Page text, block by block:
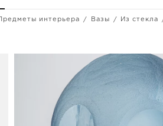
Предметы интерьера Вазы Из стекла